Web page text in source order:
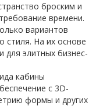
броским и
времени.
вариантов
стиля. На их основе
для элитных бизнес-
кабины
с 3D-
формы и других